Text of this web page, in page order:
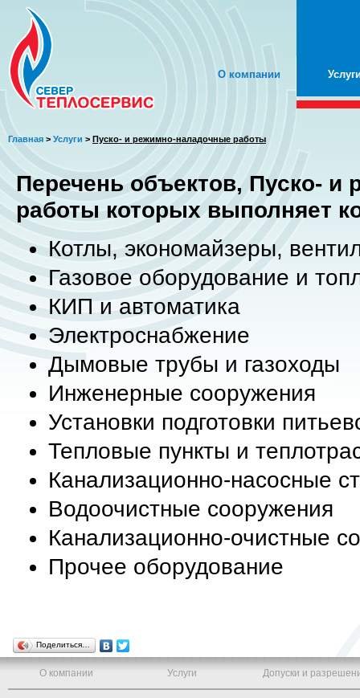
О компании
Главная > Услуги > Пуско- и режимно-наладочные работы
Перечень объектов, Пуско-
работы которых выполняет
Котлы, экономайзеры,
Газовое оборудование и
КИП и автоматика
Электроснабжение
Дымовые трубы и газоходы
Инженерные сооружения
Установки подготовки
Тепловые пункты и
Канализационно-насосные
Водоочистные сооружения
Канализационно-очистные
Прочее оборудование
Поделиться…
О компании Услуги Допуски и